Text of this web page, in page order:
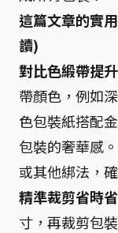
這篇文章的實
讀)
對比色緞帶提
帶顏色，例如
色包裝紙搭配
包裝的奢華感
或其他綁法，
精準裁剪省時省
寸，再裁剪包